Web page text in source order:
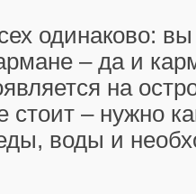
одинаково:
– да и
на
стоит – нужно
воды и